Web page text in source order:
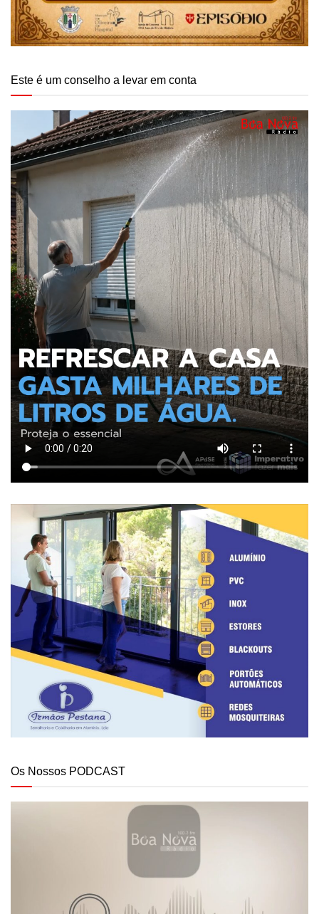
Este é um conselho a levar em conta
Os Nossos PODCAST